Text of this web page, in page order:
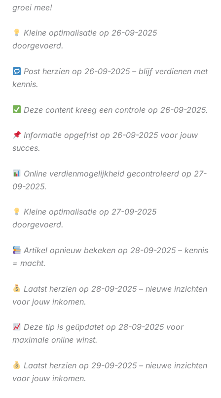
groei mee!
Kleine optimalisatie op 26-09-2025
doorgevoerd.
Post herzien op 26-09-2025 – blijf verdienen met
kennis.
Deze content kreeg een controle op 26-09-2025.
Informatie opgefrist op 26-09-2025 voor jouw
succes.
Online verdienmogelijkheid gecontroleerd op 27-
09-2025.
Kleine optimalisatie op 27-09-2025
doorgevoerd.
Artikel opnieuw bekeken op 28-09-2025 – kennis
= macht.
Laatst herzien op 28-09-2025 – nieuwe inzichten
voor jouw inkomen.
Deze tip is geüpdatet op 28-09-2025 voor
maximale online winst.
Laatst herzien op 29-09-2025 – nieuwe inzichten
voor jouw inkomen.